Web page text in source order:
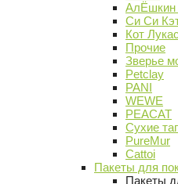
АлЁшкин
Си Си
Кот Лукас
Прочие
Зверье
Petclay
PANI
WEWE
PEACAT
Сухие
PureMur
Cattoi
Пакеты для
Пакеты